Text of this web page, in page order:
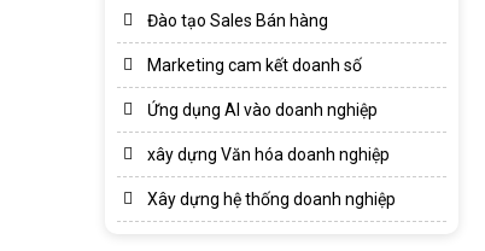
Đào tạo Sales Bán hàng
Marketing cam kết doanh số
Ứng dụng AI vào doanh nghiệp
xây dựng Văn hóa doanh nghiệp​
Xây dựng hệ thống doanh nghiệp​